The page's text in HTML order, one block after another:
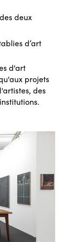
deux
d’art
d'art
projets
des